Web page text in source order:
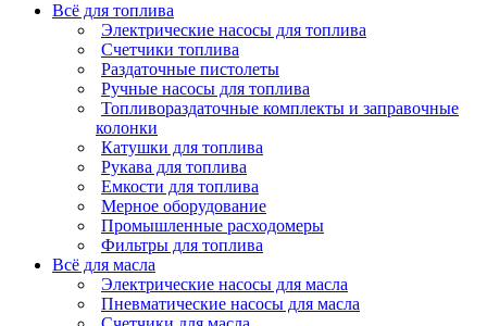
Всё для топлива
Электрические насосы для топлива
Счетчики топлива
Раздаточные пистолеты
Ручные насосы для топлива
Топливораздаточные комплекты и заправочные
колонки
Катушки для топлива
Рукава для топлива
Емкости для топлива
Мерное оборудование
Промышленные расходомеры
Фильтры для топлива
Всё для масла
Электрические насосы для масла
Пневматические насосы для масла